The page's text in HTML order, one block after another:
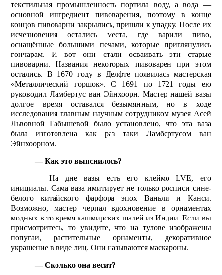
текстильная промышленность портила воду, а вода —
основной ингредиент пивоварения, поэтому в конце
концов пивоварни закрылись, пришли к упадку. После их
исчезновения остались места, где варили пиво,
оснащённые большими печами, которые приглянулись
гончарам. И вот они стали осваивать эти старые
пивоварни. Названия некоторых пивоварен при этом
остались. В 1670 году в Делфте появилась мастерская
«Металлический горшок». С 1691 по 1721 годы ею
руководил Ламбертус ван Эйнхоорн. Мастер нашей вазы
долгое время оставался безымянным, но в ходе
исследования главным научным сотрудником музея Асей
Львовной Габышевой было установлено, что эта ваза
была изготовлена как раз таки Ламбертусом ван
Эйнхоорном.
— Как это выяснилось?
— На дне вазы есть его клеймоLVE, его
инициалы. Сама ваза имитирует не только росписи сине-
белого китайского фарфора эпох Ваньли и Канси.
Возможно, мастер черпал вдохновение в орнаментах
модных в то время кашмирских шалей из Индии. Если вы
присмотритесь, то увидите, что на тулове изображены
попугаи, растительные орнаменты, декоративное
украшение в виде лиц. Они называются маскароны.
— Сколько она весит?